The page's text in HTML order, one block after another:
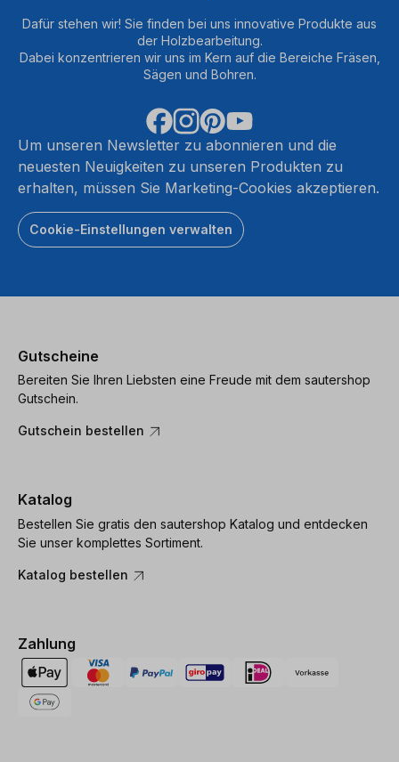
Dafür stehen wir! Sie finden bei uns innovative Produkte aus
der Holzbearbeitung.
Dabei konzentrieren wir uns im Kern auf die Bereiche Fräsen,
Sägen und Bohren.
Um unseren Newsletter zu abonnieren und die
neuesten Neuigkeiten zu unseren Produkten zu
erhalten, müssen Sie Marketing-Cookies akzeptieren.
Cookie-Einstellungen verwalten
Gutscheine
Bereiten Sie Ihren Liebsten eine Freude mit dem sautershop
Gutschein.
Gutschein bestellen
Katalog
Bestellen Sie gratis den sautershop Katalog und entdecken
Sie unser komplettes Sortiment.
Katalog bestellen
Zahlung